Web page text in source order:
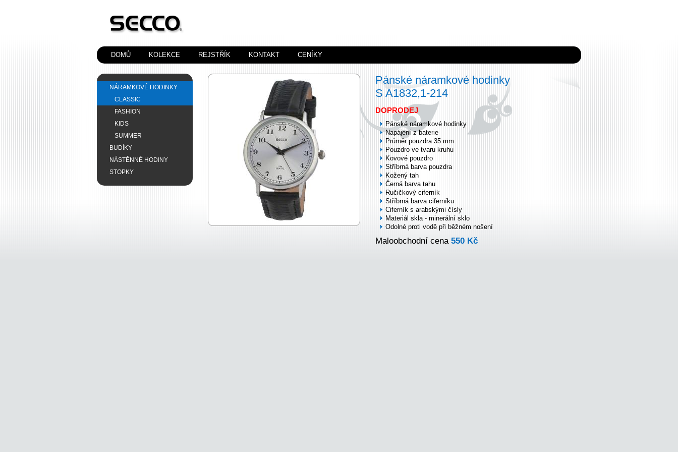
DOMŮ KOLEKCE REJSTŘÍK KONTAKT CENÍKY
NÁRAMKOVÉ HODINKY
CLASSIC
FASHION
KIDS
SUMMER
BUDÍKY
NÁSTĚNNÉ HODINY
STOPKY
Pánské náramkové hodinky
S A1832,1-214
DOPRODEJ
Pánské náramkové hodinky
Napájení z baterie
Průměr pouzdra 35 mm
Pouzdro ve tvaru kruhu
Kovové pouzdro
Stříbrná barva pouzdra
Kožený tah
Černá barva tahu
Ručičkový ciferník
Stříbrná barva ciferníku
Ciferník s arabskými čísly
Materiál skla - minerální sklo
Odolné proti vodě při běžném nošení
Maloobchodní cena 550 Kč